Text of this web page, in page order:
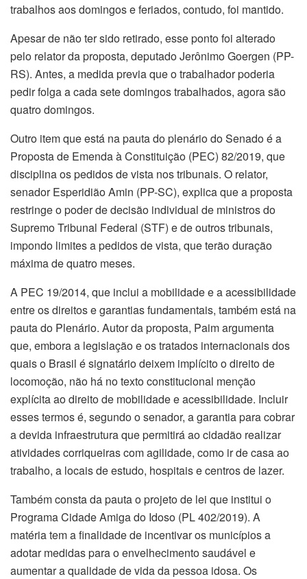
trabalhos aos domingos e feriados, contudo, foi mantido.
Apesar de não ter sido retirado, esse ponto foi alterado
pelo relator da proposta, deputado Jerônimo Goergen (PP-
RS). Antes, a medida previa que o trabalhador poderia
pedir folga a cada sete domingos trabalhados, agora são
quatro domingos.
Outro item que está na pauta do plenário do Senado é a
Proposta de Emenda à Constituição (PEC) 82/2019, que
disciplina os pedidos de vista nos tribunais. O relator,
senador Esperidião Amin (PP-SC), explica que a proposta
restringe o poder de decisão individual de ministros do
Supremo Tribunal Federal (STF) e de outros tribunais,
impondo limites a pedidos de vista, que terão duração
máxima de quatro meses.
A PEC 19/2014, que inclui a mobilidade e a acessibilidade
entre os direitos e garantias fundamentais, também está na
pauta do Plenário. Autor da proposta, Paim argumenta
que, embora a legislação e os tratados internacionais dos
quais o Brasil é signatário deixem implícito o direito de
locomoção, não há no texto constitucional menção
explícita ao direito de mobilidade e acessibilidade. Incluir
esses termos é, segundo o senador, a garantia para cobrar
a devida infraestrutura que permitirá ao cidadão realizar
atividades corriqueiras com agilidade, como ir de casa ao
trabalho, a locais de estudo, hospitais e centros de lazer.
Também consta da pauta o projeto de lei que institui o
Programa Cidade Amiga do Idoso (PL 402/2019). A
matéria tem a finalidade de incentivar os municípios a
adotar medidas para o envelhecimento saudável e
aumentar a qualidade de vida da pessoa idosa. Os